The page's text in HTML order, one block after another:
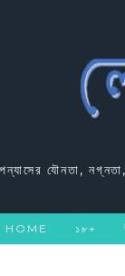
যৌনতা,
HOME ১৮+